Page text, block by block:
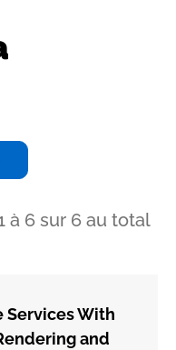
à 6 sur 6 au total
Services With
and